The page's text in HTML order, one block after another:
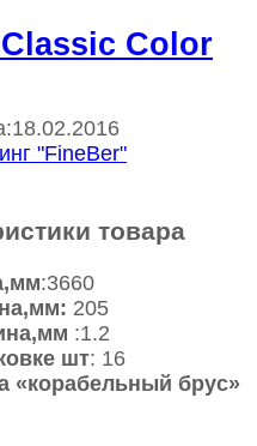
Color
18.02.2016
"FineBer"
товара
:3660
205
:1.2
шт: 16
«корабельный брус»